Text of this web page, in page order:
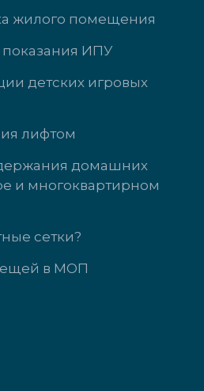
жилого помещения
показания ИПУ
детских игровых
лифтом
домашних
и многоквартирном
сетки?
в МОП